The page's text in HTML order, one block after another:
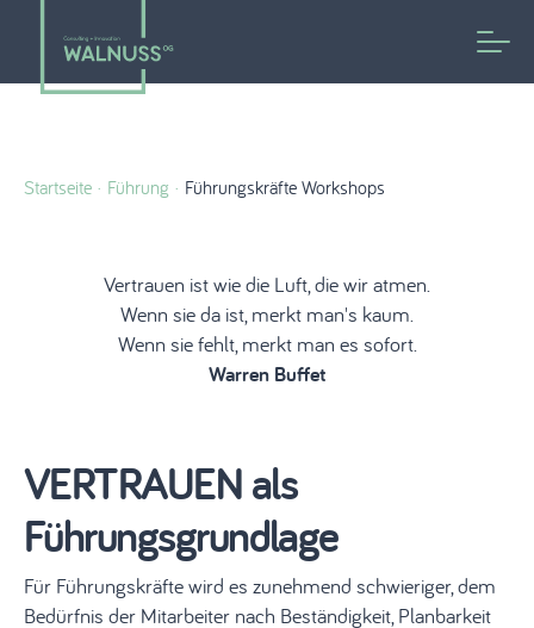
Startseite Führung Führungskräfte Workshops
Vertrauen ist wie die Luft, die wir atmen.
Wenn sie da ist, merkt man's kaum.
Wenn sie fehlt, merkt man es sofort.
Warren Buffet
VERTRAUEN als
Führungsgrundlage
Für Führungskräfte wird es zunehmend schwieriger, dem
Bedürfnis der Mitarbeiter nach Beständigkeit, Planbarkeit